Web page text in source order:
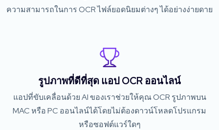
ความสามารถในการ OCR ไฟล์ยอดนิยมต่างๆ ได้อย่างง่ายดาย
รูปภาพที่ดีที่สุด แอป OCR ออนไลน์
แอปที่ขับเคลื่อนด้วย AI ของเราช่วยให้คุณ OCR รูปภาพบน
MAC หรือ PC ออนไลน์ได้โดยไม่ต้องดาวน์โหลดโปรแกรม
หรือซอฟต์แวร์ใดๆ